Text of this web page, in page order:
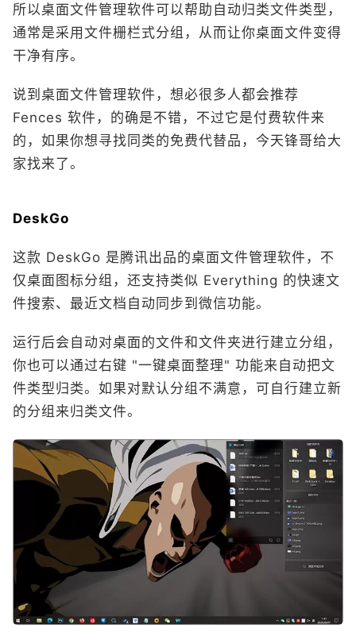
所以桌面文件管理软件可以帮助自动归类文件类型，
通常是采用文件栅栏式分组，从而让你桌面文件变得
干净有序。
说到桌面文件管理软件，想必很多人都会推荐
Fences 软件，的确是不错，不过它是付费软件来
的，如果你想寻找同类的免费代替品，今天锋哥给大
家找来了。
DeskGo
这款 DeskGo 是腾讯出品的桌面文件管理软件，不
仅桌面图标分组，还支持类似 Everything 的快速文
件搜索、最近文档自动同步到微信功能。
运行后会自动对桌面的文件和文件夹进行建立分组，
你也可以通过右键 "一键桌面整理" 功能来自动把文
件类型归类。如果对默认分组不满意，可自行建立新
的分组来归类文件。